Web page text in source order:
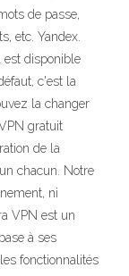
de passe,
etc. Yandex.
est disponible
c'est la
la changer
gratuit
de la
chacun. Notre
ni
VPN est un
à ses
fonctionnalités